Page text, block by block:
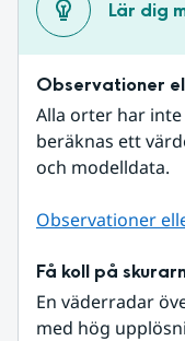
Lär dig
Observationer
Alla orter har
beräknas ett
och modelldata.
Observationer
Få koll på
En väderradar
med hög